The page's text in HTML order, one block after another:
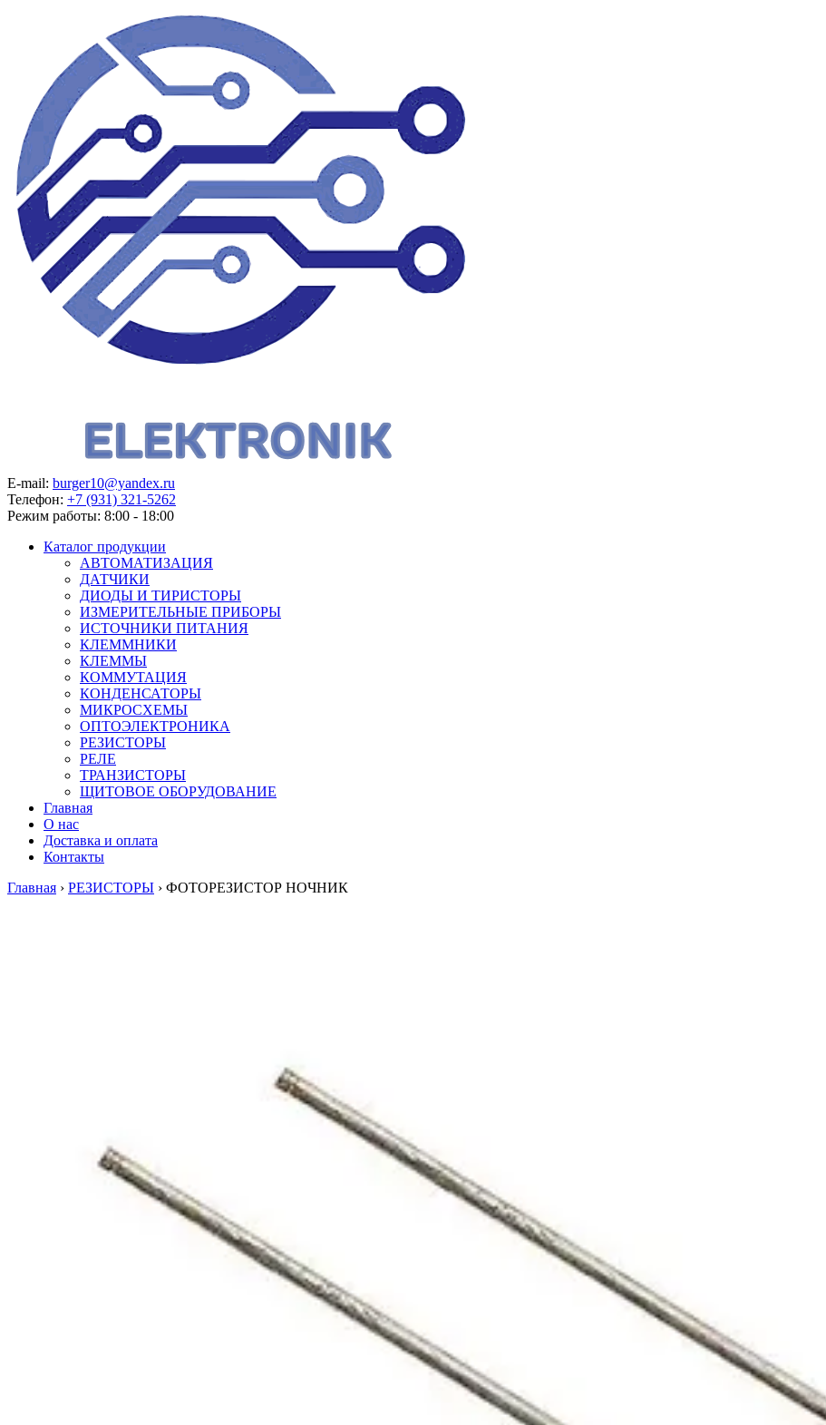
E-mail: burger10@yandex.ru
Телефон: +7 (931) 321-5262
Режим работы: 8:00 - 18:00
Каталог продукции
АВТОМАТИЗАЦИЯ
ДАТЧИКИ
ДИОДЫ И ТИРИСТОРЫ
ИЗМЕРИТЕЛЬНЫЕ ПРИБОРЫ
ИСТОЧНИКИ ПИТАНИЯ
КЛЕММНИКИ
КЛЕММЫ
КОММУТАЦИЯ
КОНДЕНСАТОРЫ
МИКРОСХЕМЫ
ОПТОЭЛЕКТРОНИКА
РЕЗИСТОРЫ
РЕЛЕ
ТРАНЗИСТОРЫ
ЩИТОВОЕ ОБОРУДОВАНИЕ
Главная
О нас
Доставка и оплата
Контакты
Главная › РЕЗИСТОРЫ › ФОТОРЕЗИСТОР НОЧНИК